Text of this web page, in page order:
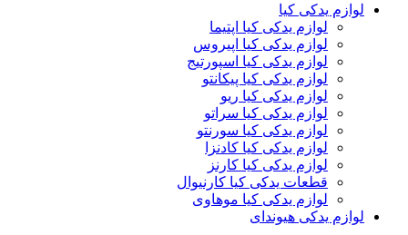
لوازم یدکی کیا
لوازم یدکی کیا اپتیما
لوازم یدکی کیا اپیروس
لوازم یدکی کیا اسپورتیج
لوازم یدکی کیا پیکانتو
لوازم یدکی کیا ریو
لوازم یدکی کیا سراتو
لوازم یدکی کیا سورنتو
لوازم یدکی کیا کادنزا
لوازم یدکی کیا کارنز
قطعات یدکی کیا کارنیوال
لوازم یدکی کیا موهاوی
لوازم یدکی هیوندای